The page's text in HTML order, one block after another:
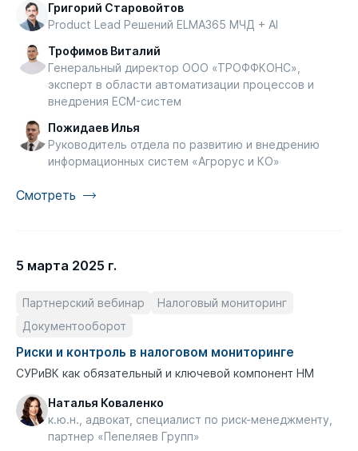
Григорий Старовойтов
Product Lead Решений ELMA365 МЧД + AI
Трофимов Виталий
Генеральный директор ООО «ТРОФФКОНС»,
эксперт в области автоматизации процессов и
внедрения ECM-систем
Пожидаев Илья
Руководитель отдела по развитию и внедрению
информационных систем «Агрорус и КО»
Смотреть
5 марта 2025 г.
Партнерский вебинар
Налоговый мониторинг
Документооборот
Риски и контроль в налоговом мониторинге
СУРиВК как обязательный и ключевой компонент НМ
Наталья Коваленко
к.ю.н., адвокат, специалист по риск-менеджменту,
партнер «Пепеляев Групп»